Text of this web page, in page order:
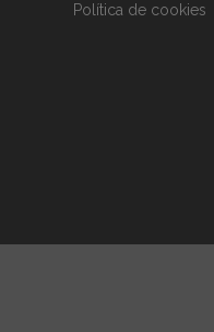
Política de cookies